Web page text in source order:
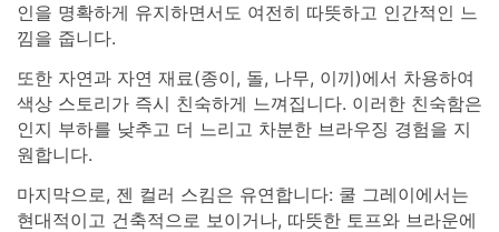
인을 명확하게 유지하면서도 여전히 따뜻하고 인간적인 느
낌을 줍니다.
또한 자연과 자연 재료(종이, 돌, 나무, 이끼)에서 차용하여
색상 스토리가 즉시 친숙하게 느껴집니다. 이러한 친숙함은
인지 부하를 낮추고 더 느리고 차분한 브라우징 경험을 지
원합니다.
마지막으로, 젠 컬러 스킴은 유연합니다: 쿨 그레이에서는
현대적이고 건축적으로 보이거나, 따뜻한 토프와 브라운에